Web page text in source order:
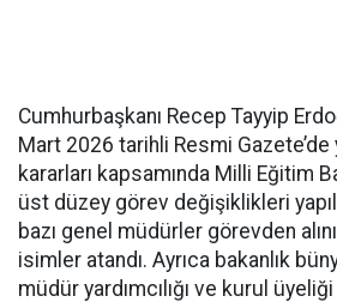
Cumhurbaşkanı Recep Tayyip
Mart 2026 tarihli Resmi Gazete’de
kararları kapsamında Milli Eğitim
üst düzey görev değişiklikleri
bazı genel müdürler görevden
isimler atandı. Ayrıca bakanlık
müdür yardımcılığı ve kurul